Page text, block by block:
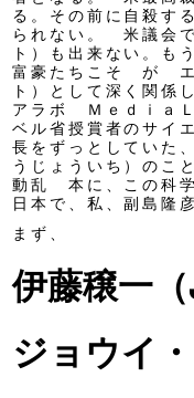
る。その前に自殺す
られない。 米議会
ト）も出来ない。も
富豪たちこそ が エ
ト）として深く関係
アラボ Ｍｅｄｉａ
ベル省授賞者のサイ
長をずっとしていた
うじょういち）のこ
動乱 本に、この科学
日本で、私、副島隆
まず、
伊藤穣一
ジョウイ